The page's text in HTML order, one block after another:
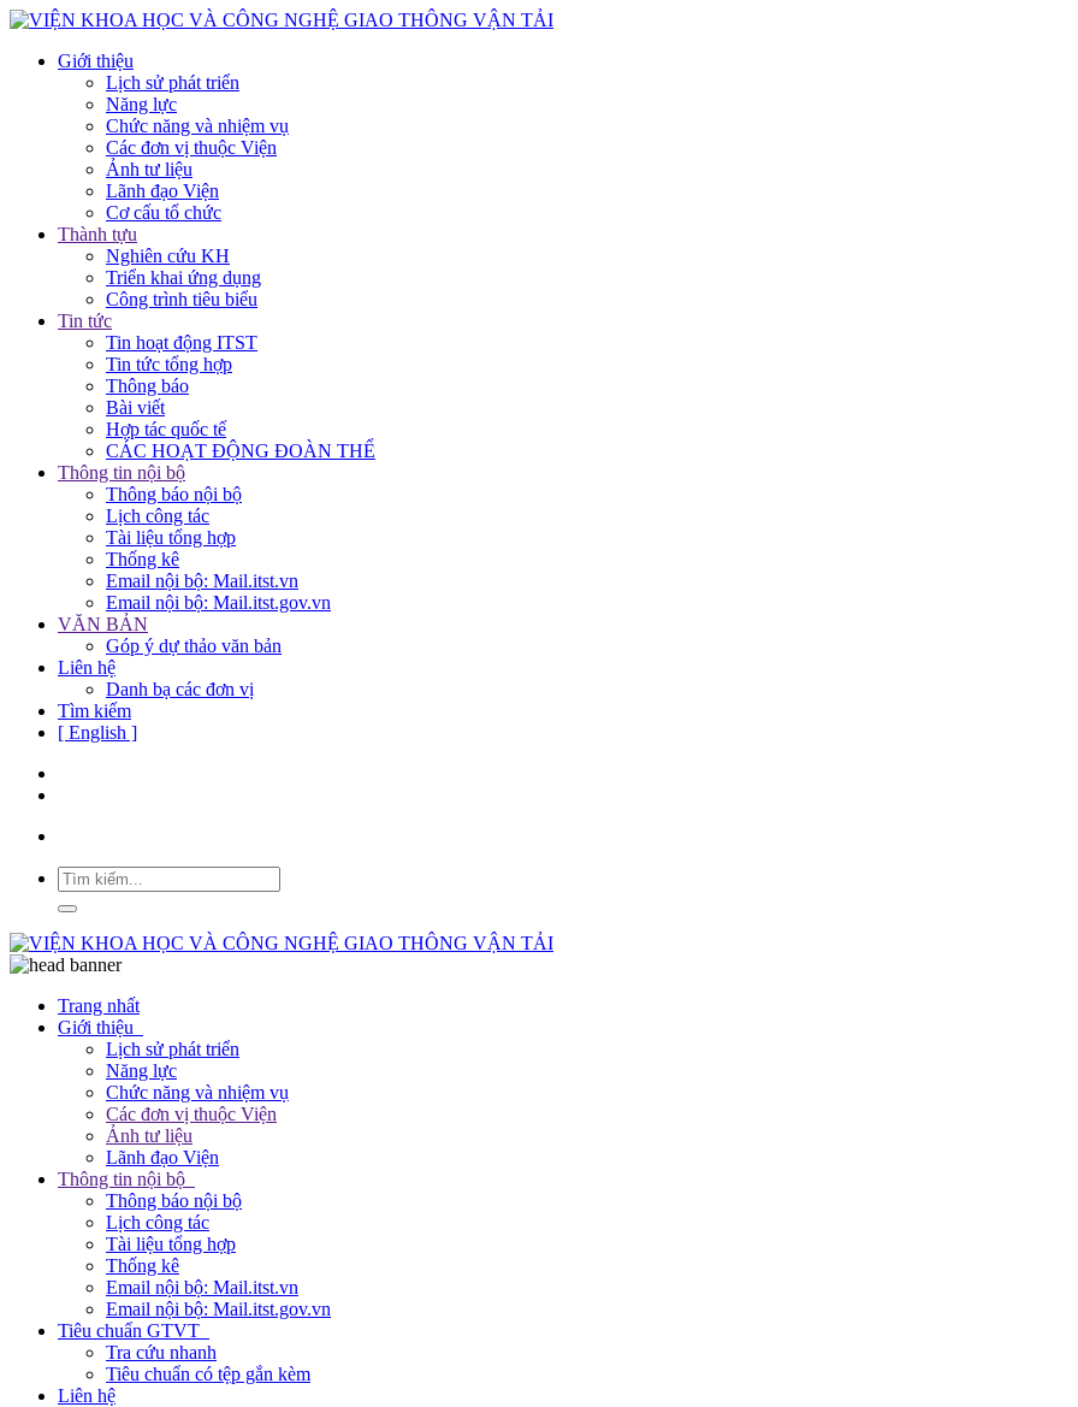
Giới thiệu
Lịch sử phát triển
Năng lực
Chức năng và nhiệm vụ
Các đơn vị thuộc Viện
Ảnh tư liệu
Lãnh đạo Viện
Cơ cấu tổ chức
Thành tựu
Nghiên cứu KH
Triển khai ứng dụng
Công trình tiêu biểu
Tin tức
Tin hoạt động ITST
Tin tức tổng hợp
Thông báo
Bài viết
Hợp tác quốc tế
CÁC HOẠT ĐỘNG ĐOÀN THỂ
Thông tin nội bộ
Thông báo nội bộ
Lịch công tác
Tài liệu tổng hợp
Thống kê
Email nội bộ: Mail.itst.vn
Email nội bộ: Mail.itst.gov.vn
VĂN BẢN
Góp ý dự thảo văn bản
Liên hệ
Danh bạ các đơn vị
Tìm kiếm
[ English ]
Trang nhất
Giới thiệu
Lịch sử phát triển
Năng lực
Chức năng và nhiệm vụ
Các đơn vị thuộc Viện
Ảnh tư liệu
Lãnh đạo Viện
Thông tin nội bộ
Thông báo nội bộ
Lịch công tác
Tài liệu tổng hợp
Thống kê
Email nội bộ: Mail.itst.vn
Email nội bộ: Mail.itst.gov.vn
Tiêu chuẩn GTVT
Tra cứu nhanh
Tiêu chuẩn có tệp gắn kèm
Liên hệ